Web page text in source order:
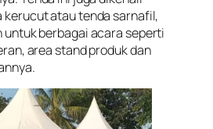
kerucut atau tenda sarnafil,
untuk berbagai acara seperti
area stand produk dan